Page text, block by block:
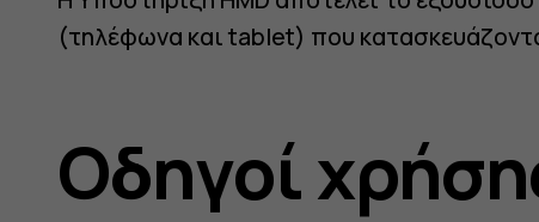
support
(τηλέφωνα και tablet) που
Οδηγοί